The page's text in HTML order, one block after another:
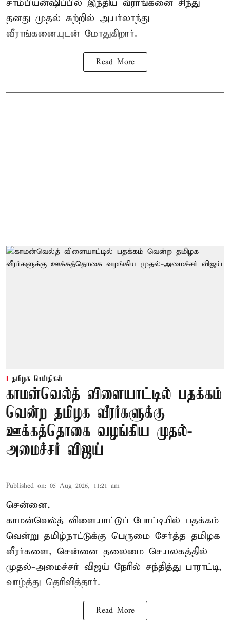
சாம்பியன்ஷிப்பில் இந்திய வீராங்கனை சிந்து
தனது முதல் சுற்றில் அயர்லாந்து
வீராங்கனையுடன் மோதுகிறார்.
Read More
தமிழக செய்திகள்
காமன்வெல்த் விளையாட்டில் பதக்கம்
வென்ற தமிழக வீரர்களுக்கு
ஊக்கத்தொகை வழங்கிய முதல்-
அமைச்சர் விஜய்
Published on: 05 Aug 2026, 11:21 am
சென்னை,
காமன்வெல்த் விளையாட்டுப் போட்டியில் பதக்கம்
வென்று தமிழ்நாட்டுக்கு பெருமை சேர்த்த தமிழக
வீரர்களை, சென்னை தலைமை செயலகத்தில்
முதல்-அமைச்சர் விஜய் நேரில் சந்தித்து பாராட்டி,
வாழ்த்து தெரிவித்தார்.
Read More